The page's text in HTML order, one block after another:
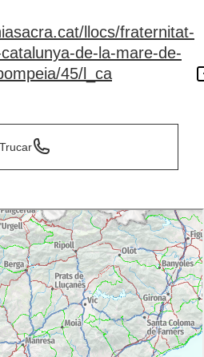
llocs/fraternitat-
de-la-mare-de-
45/l_ca
Trucar